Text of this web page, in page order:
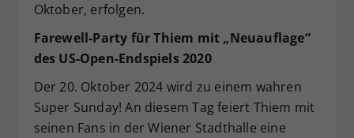
Oktober, erfolgen.
Farewell-Party für Thiem mit „Neuauflage“
des US-Open-Endspiels 2020
Der 20. Oktober 2024 wird zu einem wahren
Super Sunday! An diesem Tag feiert Thiem mit
seinen Fans in der Wiener Stadthalle eine